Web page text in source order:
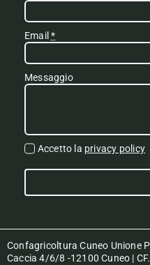
Email*
Messaggio
Accetto la privacy policy
Confagricoltura Cuneo Unione
Caccia 4/6/8 -12100 Cuneo |